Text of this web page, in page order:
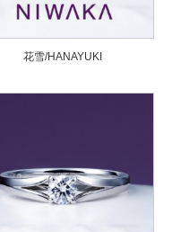
花雪/HANAYUKI